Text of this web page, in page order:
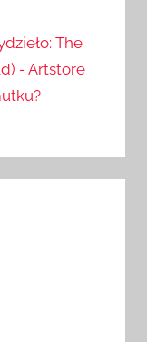
The
- Artstore